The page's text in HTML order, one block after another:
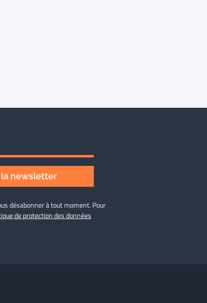
la newsletter
désabonner à tout moment. Pour
de protection des données